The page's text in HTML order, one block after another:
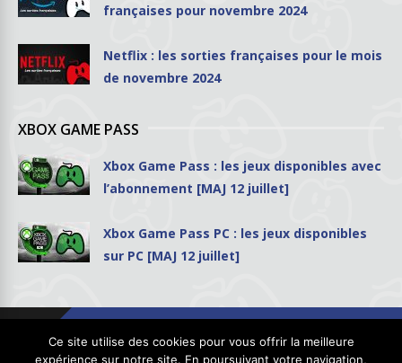
françaises pour novembre 2024
Netflix : les sorties françaises pour le mois
de novembre 2024
XBOX GAME PASS
Xbox Game Pass : les jeux disponibles avec
l’abonnement [MAJ 12 juillet]
Xbox Game Pass PC : les jeux disponibles
sur PC [MAJ 12 juillet]
Ce site utilise des cookies pour vous offrir la meilleure
expérience sur notre site. En poursuivant votre navigation,